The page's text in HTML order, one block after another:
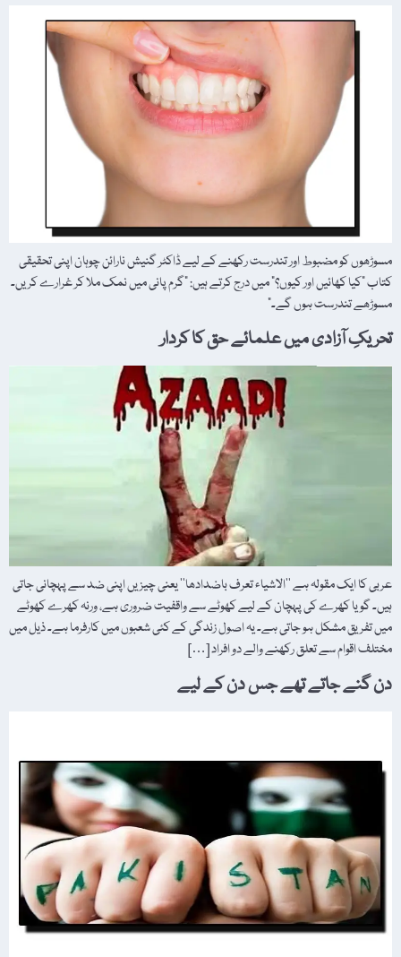
مسوڑھوں کو مضبوط اور تندرست رکھنے کے لیے ڈاکٹر گنیش نارائن چوہان اپنی تحقیقی
کتاب "کیا کھائیں اور کیوں؟” میں درج کرتے ہیں: "گرم پانی میں نمک ملا کر غرارے کریں۔
مسوڑھے تندرست ہوں گے۔”
تحریکِ آزادی میں علمائے حق کا کردار
عربی کا ایک مقولہ ہے ’’الاشیاء تعرف باضدادھا‘‘ یعنی چیزیں اپنی ضد سے پہچانی جاتی
ہیں۔ گویا کھرے کی پہچان کے لیے کھوٹے سے واقفیت ضروری ہے، ورنہ کھرے کھوٹے
میں تفریق مشکل ہو جاتی ہے۔ یہ اصول زندگی کے کئی شعبوں میں کارفرما ہے۔ ذیل میں
مختلف اقوام سے تعلق رکھنے والے دو افراد […]
دن گنے جاتے تھے جس دن کے لیے